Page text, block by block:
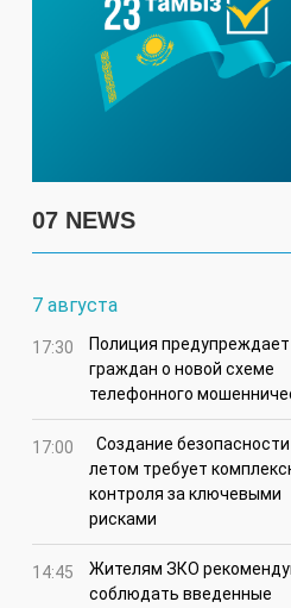
07 NEWS
7 августа
17:30
Полиция предупреждает
граждан о новой схеме
телефонного
17:00
Создание
летом требует
контроля за ключевыми
рисками
14:45
Жителям ЗКО
соблюдать введенные